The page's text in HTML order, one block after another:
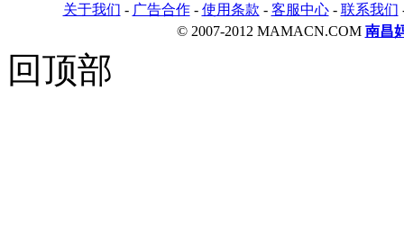
关于我们 - 广告合作- 使用条款 - 客服中心- 联系我们
© 2007-2012 MAMACN.COM 南昌
回顶部